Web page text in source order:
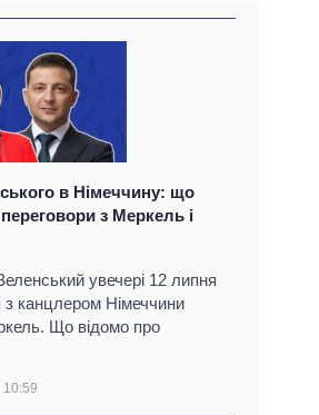
в Німеччину: що
з Меркель і
увечері 12 липня
з канцлером Німеччини
Що відомо про
10:59